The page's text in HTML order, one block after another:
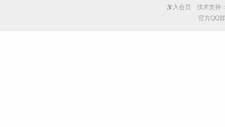
加入会员
技术支持
官方QQ